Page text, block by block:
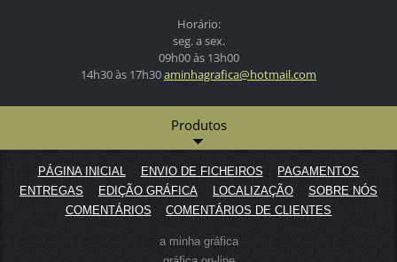
Horário:
seg. a sex.
09h00 às 13h00
14h30 às 17h30aminhagrafica@hotmail.com
Produtos
PÁGINA INICIAL ENVIO DE FICHEIROS
PAGAMENTOS
ENTREGAS
EDIÇÃO GRÁFICA LOCALIZAÇÃO
SOBRE NÓS
COMENTÁRIOS
COMENTÁRIOS DE CLIENTES
a minha gráfica